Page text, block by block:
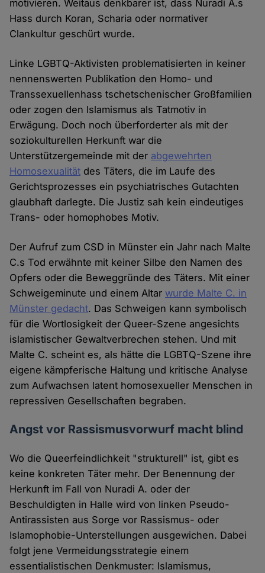
motivieren. Weitaus denkbarer ist, dass Nuradi A.s
Hass durch Koran, Scharia oder normativer
Clankultur geschürt wurde.
Linke LGBTQ-Aktivisten problematisierten in keiner
nennenswerten Publikation den Homo- und
Transsexuellenhass tschetschenischer Großfamilien
oder zogen den Islamismus als Tatmotiv in
Erwägung. Doch noch überforderter als mit der
soziokulturellen Herkunft war die
Unterstützergemeinde mit der abgewehrten
Homosexualität des Täters, die im Laufe des
Gerichtsprozesses ein psychiatrisches Gutachten
glaubhaft darlegte. Die Justiz sah kein eindeutiges
Trans- oder homophobes Motiv.
Der Aufruf zum CSD in Münster ein Jahr nach Malte
C.s Tod erwähnte mit keiner Silbe den Namen des
Opfers oder die Beweggründe des Täters. Mit einer
Schweigeminute und einem Altar wurde Malte C. in
Münster gedacht. Das Schweigen kann symbolisch
für die Wortlosigkeit der Queer-Szene angesichts
islamistischer Gewaltverbrechen stehen. Und mit
Malte C. scheint es, als hätte die LGBTQ-Szene ihre
eigene kämpferische Haltung und kritische Analyse
zum Aufwachsen latent homosexueller Menschen in
repressiven Gesellschaften begraben.
Angst vor Rassismusvorwurf macht blind
Wo die Queerfeindlichkeit "strukturell" ist, gibt es
keine konkreten Täter mehr. Der Benennung der
Herkunft im Fall von Nuradi A. oder der
Beschuldigten in Halle wird von linken Pseudo-
Antirassisten aus Sorge vor Rassismus- oder
Islamophobie-Unterstellungen ausgewichen. Dabei
folgt jene Vermeidungsstrategie einem
essentialistischen Denkmuster: Islamismus,